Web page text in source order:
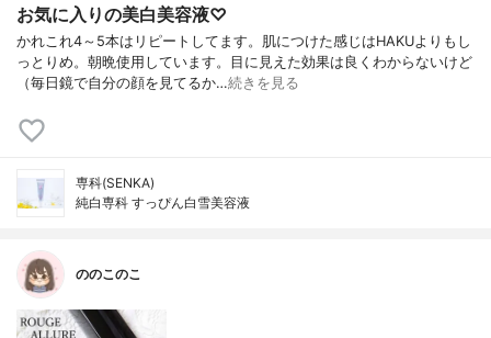
お気に入りの美白美容液♡
かれこれ4～5本はリピートしてます。肌につけた感じはHAKUよりもし
っとりめ。朝晩使用しています。目に見えた効果は良くわからないけど
（毎日鏡で自分の顔を見てるか…続きを見る
専科(SENKA)
純白専科 すっぴん白雪美容液
ののこのこ